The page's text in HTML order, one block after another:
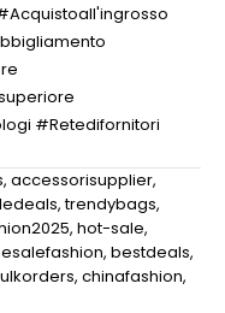
#Retedifornitori
, accessorisupplier,
,trendybags,
, hot-sale,
, bestdeals,
, chinafashion,